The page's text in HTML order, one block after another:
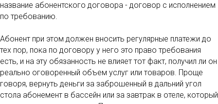
название абонентского договора - договор с исполнением
по требованию.
Абонент при этом должен вносить регулярные платежи до
тех пор, пока по договору у него это право требования
есть, и на эту обязанность не влияет тот факт, получил ли он
реально оговоренный объем услуг или товаров. Проще
говоря, вернуть деньги за заброшенный в дальний угол
стола абонемент в бассейн или за завтрак в отеле, который